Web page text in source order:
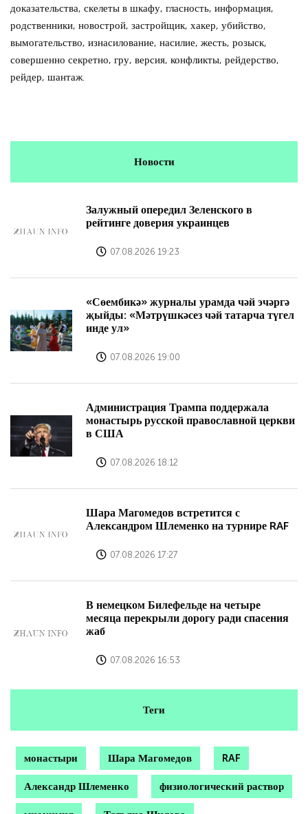
доказательства, скелеты в шкафу, гласность, информация,
родственники, новострой, застройщик, хакер, убийство,
вымогательство, изнасилование, насилие, жесть, розыск,
совершенно секретно, гру, версия, конфликты, рейдерство,
рейдер, шантаж.
Новости
Залужный опередил Зеленского в
рейтинге доверия украинцев
07.08.2026 19:23
«Сөембикә» журналы урамда чәй эчәргә
җыйды: «Мәтрүшкәсез чәй татарча түгел
инде ул»
07.08.2026 19:00
Администрация Трампа поддержала
монастырь русской православной церкви
в США
07.08.2026 18:12
Шара Магомедов встретится с
Александром Шлеменко на турнире RAF
07.08.2026 17:27
В немецком Билефельде на четыре
месяца перекрыли дорогу ради спасения
жаб
07.08.2026 16:53
Теги
монастыри Шара Магомедов RAF
Александр Шлеменко физиологический раствор